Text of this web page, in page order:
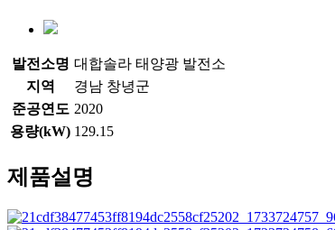
발전소명 대합솔라 태양광 발전소
지역
경남 창녕군
준공연도 2020
용량(kW) 129.15
제품설명